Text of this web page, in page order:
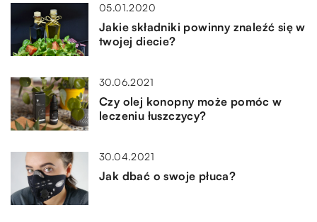
05.01.2020
Jakie składniki powinny znaleźć się w
twojej diecie?
30.06.2021
Czy olej konopny może pomóc w
leczeniu łuszczycy?
30.04.2021
Jak dbać o swoje płuca?